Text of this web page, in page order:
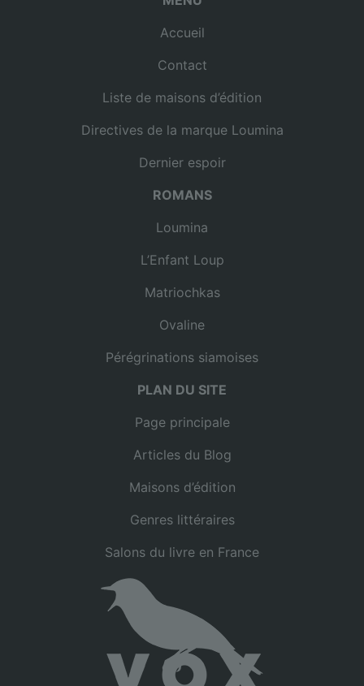
Accueil
Contact
Liste de maisons d’édition
Directives de la marque Loumina
Dernier espoir
ROMANS
Loumina
L’Enfant Loup
Matriochkas
Ovaline
Pérégrinations siamoises
PLAN DU SITE
Page principale
Articles du Blog
Maisons d’édition
Genres littéraires
Salons du livre en France